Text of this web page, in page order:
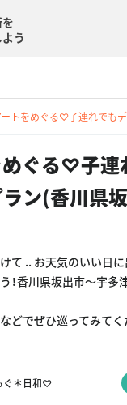
う
トをめぐる♡子連れでも
ぐる♡子連
ン(香川県
て .. お天気のいい日
！香川県坂出市〜宇多
どでぜひ巡ってみてく
ぐ＊日和♡